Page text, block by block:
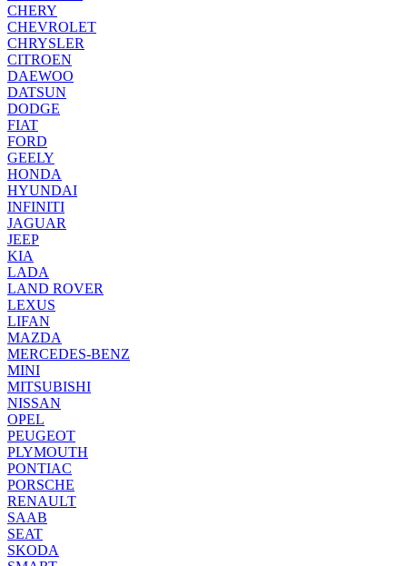
CHERY
CHEVROLET
CHRYSLER
CITROEN
DAEWOO
DATSUN
DODGE
FIAT
FORD
GEELY
HONDA
HYUNDAI
INFINITI
JAGUAR
JEEP
KIA
LADA
LAND ROVER
LEXUS
LIFAN
MAZDA
MERCEDES-BENZ
MINI
MITSUBISHI
NISSAN
OPEL
PEUGEOT
PLYMOUTH
PONTIAC
PORSCHE
RENAULT
SAAB
SEAT
SKODA